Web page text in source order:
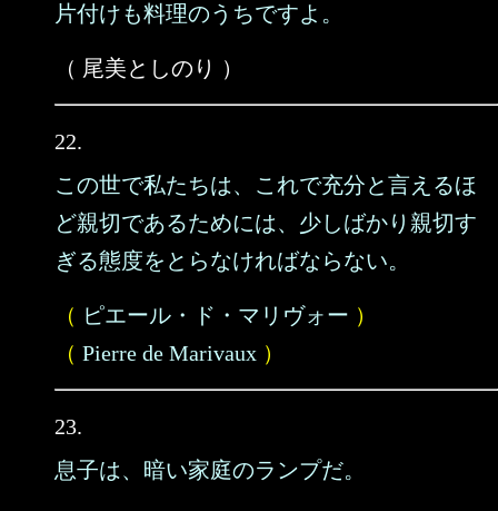
片付けも料理のうちですよ。
（ 尾美としのり ）
22.
この世で私たちは、これで充分と言えるほ
ど親切であるためには、少しばかり親切す
ぎる態度をとらなければならない。
（ ピエール・ド・マリヴォー ）
（ Pierre de Marivaux ）
23.
息子は、暗い家庭のランプだ。